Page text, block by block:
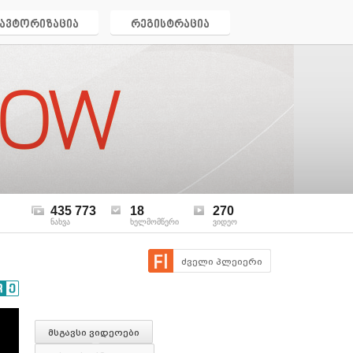
ავტორიზაცია რეგისტრაცია
435 773
ნახვა
18
ხელმომწერი
270
ვიდეო
ძველი პლეიერი
მსგავსი ვიდეოები